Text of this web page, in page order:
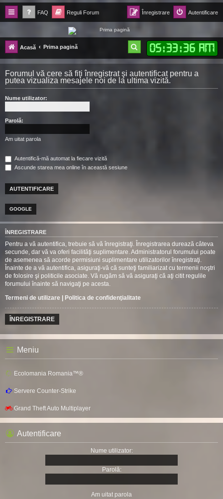
FAQ Reguli Forum Autentificare
Înregistrare
Forum Ecolomania™®
-= Idei pentru viitor =-
Acasă Prima pagină 05:33:37 AM
ă
u
Forumul vă cere să fiţi înregistrat şi autentificat pentru a
putea vizualiza mesajele noi de la ultima vizită.
Nume utilizator:
Parolă:
Am uitat parola
Autentifică-mă automat la fiecare vizită
Ascunde starea mea online în această sesiune
GOOGLE
ÎNREGISTRARE
Pentru a vă autentifica, trebuie să vă înregistraţi. Înregistrarea durează câteva
secunde, dar vă va oferi facilităţi suplimentare. Administratorul forumului poate
de asemenea să acorde permisiuni suplimentare utilizatorilor înregistraţi.
Înainte de a vă autentifica, asiguraţi-vă că sunteţi familiarizat cu termenii noştri
de folosire şi politicile asociate. Vă rugăm să vă asiguraţi că aţi citit regulile
forumului înainte să navigaţi pe acesta.
Termeni de utilizare | Politica de confidenţialitate
ÎNREGISTRARE
Meniu
Ecolomania Romania™®
Servere Counter-Strike
Grand Theft Auto Multiplayer
Autentificare
Nume utilizator:
Parolă:
Am uitat parola